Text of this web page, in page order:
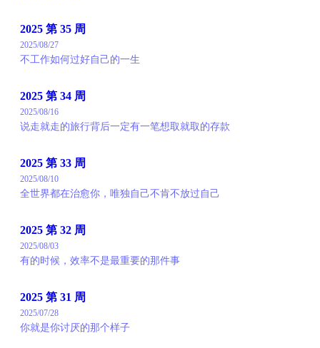
2025 第 35 周
2025/08/27
不工作如何过好自己的一生
2025 第 34 周
2025/08/16
说走就走的旅行背后一定有一笔想取就取的存款
2025 第 33 周
2025/08/10
全世界都在治愈你，唯独自己不肯不放过自己
2025 第 32 周
2025/08/03
有的时候，效率不是最重要的那件事
2025 第 31 周
2025/07/28
你就是你讨厌的那个样子